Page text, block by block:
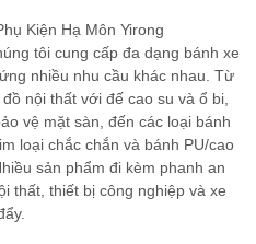
Kiện Hạ Môn Yirong
tôi cung cấp đa dạng bánh xe
nhiều nhu cầu khác nhau. Từ
nội thất với đế cao su và ổ bi,
vệ mặt sàn, đến các loại bánh
loại chắc chắn và bánh PU/cao
sản phẩm đi kèm phanh an
thất, thiết bị công nghiệp và xe